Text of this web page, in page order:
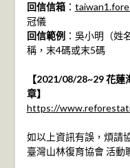
回信信箱：
冠儀
回信範例 ：吳小明（姓
稱，末4碼或末5碼
【2021/08/28~29 花
章】
https://
如以上資訊有誤，煩請
臺灣山林復育協會 活動